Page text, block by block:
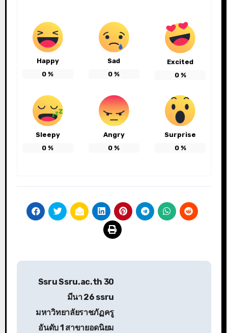
Happy
0 %
Sad
0 %
Excited
0%
Sleepy
0 %
Angry
0 %
Surprise
0%
แนะแนว
เรื่อง
Ssru Ssru.ac.th 30
มีนา 26 ssru
มหาวิทยาลัยราชภัฏครู
อันดับ 1 สาขายอดนิยม